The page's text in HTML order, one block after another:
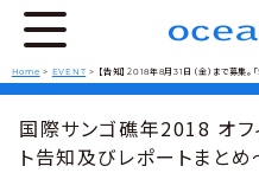
Home > EVENT > 【告知】2018年8月31日（金）まで募集
国際サンゴ礁年2018 オフ
ト告知及びレポートまとめ